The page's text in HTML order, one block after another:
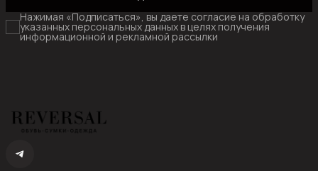
Нажимая «Подписаться», вы даете согласие на обработку
указанных персональных данных в целях получения
информационной и рекламной рассылки